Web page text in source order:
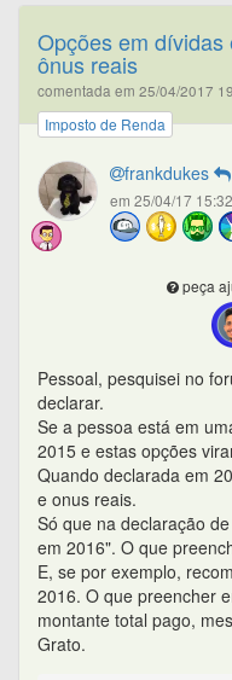
Opções em dívidas
ônus reais
comentada em 25/04/2017
Imposto de Renda
frankdukes
em 25/04/17 15:32
peça
Pessoal, pesquisei no
declarar.
Se a pessoa está em
2015 e estas opções
Quando declarada em
e onus reais.
Só que na declaração
em 2016". O que
E, se por exemplo,
2016. O que preencher
montante total pago,
Grato.